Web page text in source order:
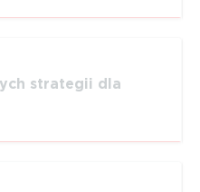
strategii dla